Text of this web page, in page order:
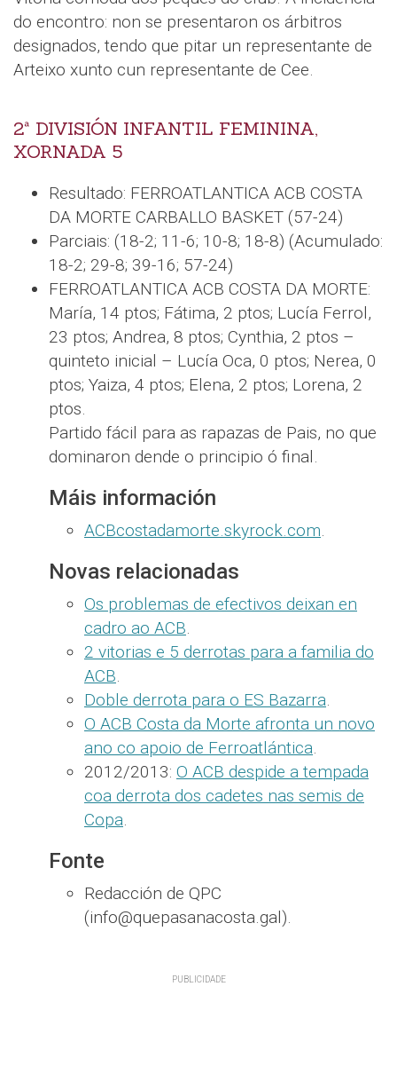
do encontro: non se presentaron os árbitros
designados, tendo que pitar un representante de
Arteixo xunto cun representante de Cee.
2ª DIVISIÓN INFANTIL FEMININA,
XORNADA 5
Resultado: FERROATLANTICA ACB COSTA
DA MORTE CARBALLO BASKET (57-24)
Parciais: (18-2; 11-6; 10-8; 18-8) (Acumulado:
18-2; 29-8; 39-16; 57-24)
FERROATLANTICA ACB COSTA DA MORTE:
María, 14 ptos; Fátima, 2 ptos; Lucía Ferrol,
23 ptos; Andrea, 8 ptos; Cynthia, 2 ptos –
quinteto inicial – Lucía Oca, 0 ptos; Nerea, 0
ptos; Yaiza, 4 ptos; Elena, 2 ptos; Lorena, 2
ptos.
Partido fácil para as rapazas de Pais, no que
dominaron dende o principio ó final.
Máis información
ACBcostadamorte.skyrock.com.
Novas relacionadas
Os problemas de efectivos deixan en
cadro ao ACB.
2 vitorias e 5 derrotas para a familia do
ACB.
Doble derrota para o ES Bazarra.
O ACB Costa da Morte afronta un novo
ano co apoio de Ferroatlántica.
2012/2013: O ACB despide a tempada
coa derrota dos cadetes nas semis de
Copa.
Fonte
Redacción de QPC
(info@quepasanacosta.gal).